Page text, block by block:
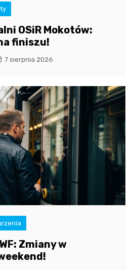
OSiR Mokotów:
finiszu!
7 sierpnia 2026
Zmiany w